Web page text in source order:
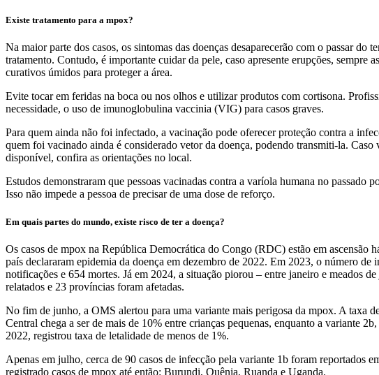
Existe tratamento para a mpox?
Na maior parte dos casos, os sintomas das doenças desaparecerão com o passar do
tratamento. Contudo, é importante cuidar da pele, caso apresente erupções, sempre
curativos úmidos para proteger a área.
Evite tocar em feridas na boca ou nos olhos e utilizar produtos com cortisona.
necessidade, o uso de imunoglobulina vaccinia (VIG) para casos graves.
Para quem ainda não foi infectado, a vacinação pode oferecer proteção contra a
quem foi vacinado ainda é considerado vetor da doença, podendo transmiti-la. Caso
disponível, confira as orientações no local.
Estudos demonstraram que pessoas vacinadas contra a varíola humana no passado
Isso não impede a pessoa de precisar de uma dose de reforço.
Em quais partes do mundo, existe risco de ter a doença?
Os casos de mpox na República Democrática do Congo (RDC) estão em ascensão
país declararam epidemia da doença em dezembro de 2022. Em 2023, o número
notificações e 654 mortes. Já em 2024, a situação piorou – entre janeiro e meados
relatados e 23 províncias foram afetadas.
No fim de junho, a OMS alertou para uma variante mais perigosa da mpox. A taxa
Central chega a ser de mais de 10% entre crianças pequenas, enquanto a variante
2022, registrou taxa de letalidade de menos de 1%.
Apenas em julho, cerca de 90 casos de infecção pela variante 1b foram reportados
registrado casos de mpox até então: Burundi, Quênia, Ruanda e Uganda.